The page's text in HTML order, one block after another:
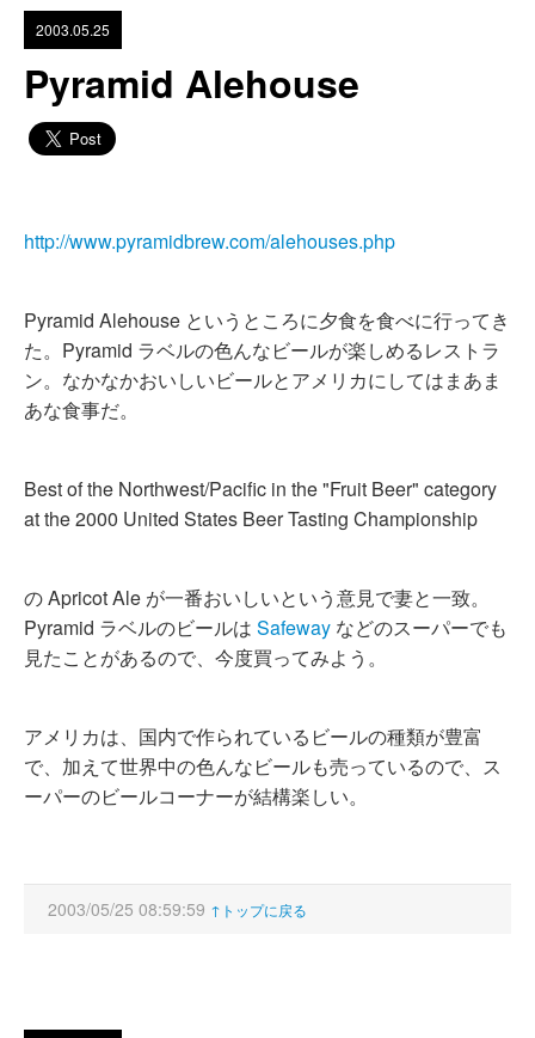
2003.05.25
Pyramid Alehouse
http://www.pyramidbrew.com/alehouses.php
Pyramid Alehouse というところに夕食を食べに行ってき
た。Pyramid ラベルの色んなビールが楽しめるレストラ
ン。なかなかおいしいビールとアメリカにしてはまあま
あな食事だ。
Best of the Northwest/Pacific in the "Fruit Beer" category
at the 2000 United States Beer Tasting Championship
の Apricot Ale が一番おいしいという意見で妻と一致。
Pyramid ラベルのビールは Safeway などのスーパーでも
見たことがあるので、今度買ってみよう。
アメリカは、国内で作られているビールの種類が豊富
で、加えて世界中の色んなビールも売っているので、ス
ーパーのビールコーナーが結構楽しい。
2003/05/25 08:59:59 ↑トップに戻る